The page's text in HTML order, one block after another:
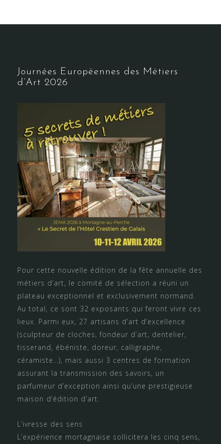
Journées Européennes des Métiers
d’Art 2026
Pour cette nouvelle édition de la fête annuelle des
métiers d’art, le comité de sélection a réuni un
plateau exceptionnel et exclusivement normand.
Au total, ce sont 32 exposants qui feront vivre ces
lieux. Parmi eux, 27 artisans d’art d’excellence
(sculpteur de cloches, fondeur d’art, dentelier,
tisserand, ébéniste, doreur, calligraphe,
céramiste…), mais aussi 3 centres de formation
assurant la transmission des savoirs, un
parfumeur d’exception ainsi qu’une prestigieuse
maison d’édition d’art.
L’ivresse des sens
L’expérience mortagnaise sollicitera les cinq sens,